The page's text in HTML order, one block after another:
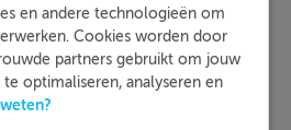
tijdschriften
woorden door
en andere technologieën om
Cookies worden door
partners gebruikt om jouw
optimaliseren, analyseren en